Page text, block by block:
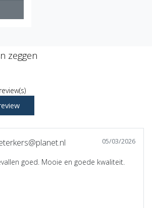
zeggen
05/03/2026
goed. Mooie en goede kwaliteit.